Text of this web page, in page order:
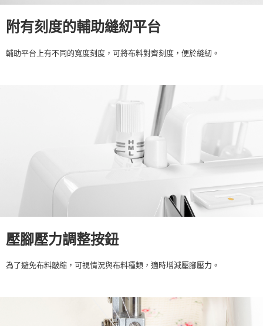
附有刻度的輔助縫紉平台
輔助平台上有不同的寬度刻度，可將布料對齊刻度，便於縫紉。
壓腳壓力調整按鈕
為了避免布料皺縮，可視情況與布料種類，適時增減壓腳壓力。